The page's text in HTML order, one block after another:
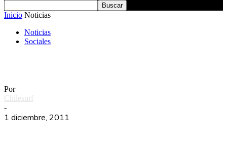
Inicio Noticias
Noticias
Sociales
Por
Chilesurf
-
1 diciembre, 2011